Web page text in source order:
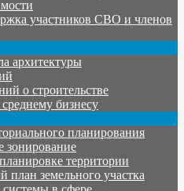
участников СВО и членов
архитектуры
о строительстве
бизнесу
планирования
зонирование
территории
план земельного участка